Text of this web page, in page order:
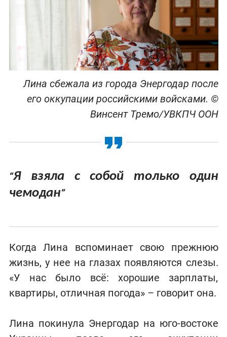
Лина сбежала из города Энергодар после
его оккупации российскими войсками. ©
Винсент Тремо/УВКПЧ ООН
“Я взяла с собой только один
чемодан”
Когда Лина вспоминает свою прежнюю
жизнь, у нее на глазах появляются слезы.
«У нас было всё: хорошие зарплаты,
квартиры, отличная погода» – говорит она.
Лина покинула Энергодар на юго-востоке